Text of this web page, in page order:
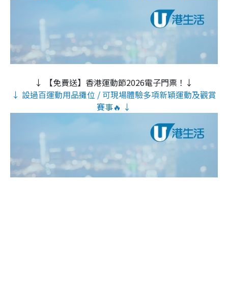
↓ 【免費送】香港運動節2026電子門票！↓
↓ 設過百運動用品攤位 / 可現場體驗多項新穎運動及觀賞
賽事🔥 ↓